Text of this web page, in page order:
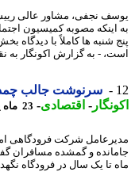
نجفی، مشاور عالی رییس
مصوبه کمیسیون اجتماعی
شنبه ها کاملاً با دیدگاه بخش
- به گزارش اکونگار به نقل از
سرنوشت جالب چمدان
-اقتصادی-23 ماه پیش - یکشنبه 1 مهر 1403، 16:57
شرکت فرودگاهی امام
تا یک سال در فرودگاه نگهداری